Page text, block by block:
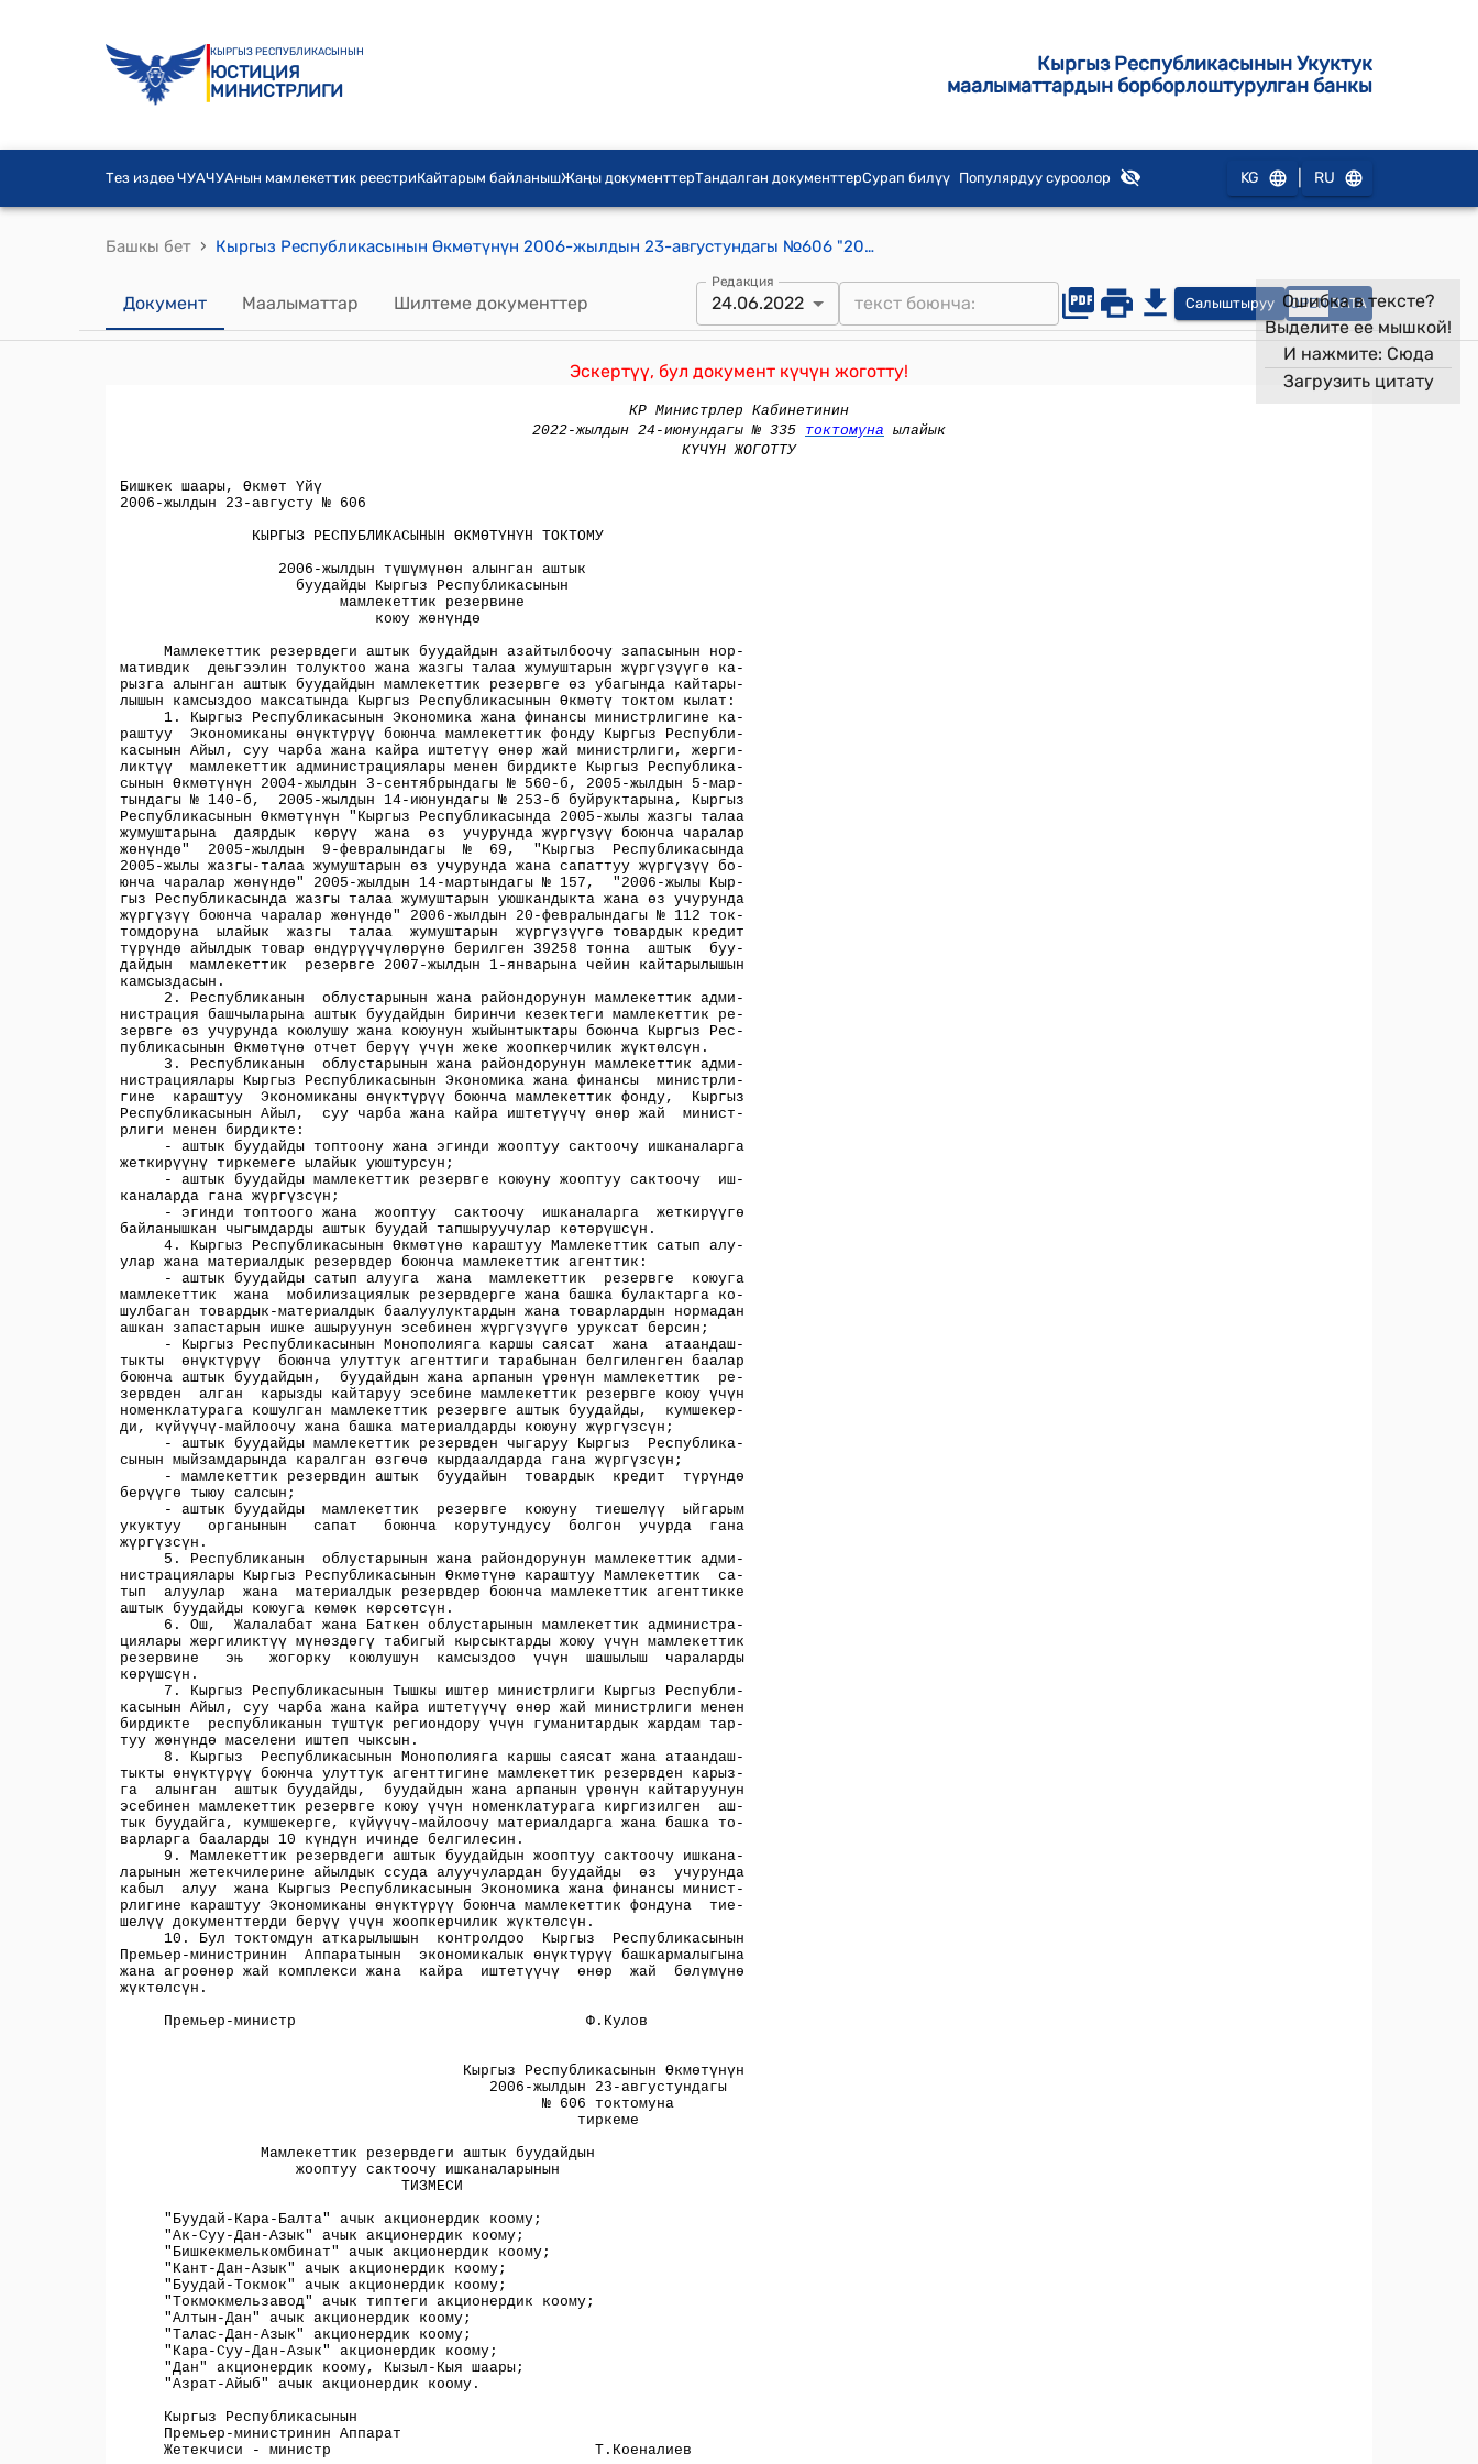
КЫРГЫЗ РЕСПУБЛИКАСЫНЫН
ЮСТИЦИЯ
МИНИСТРЛИГИ
Кыргыз Республикасынын Укуктук
маалыматтардын борборлоштурулган банкы
Тез издөө ЧУАЧУАнын мамлекеттик реестриКайтарым байланышЖаңы документтерТандалган документтерСурап билүү Популярдуу суроолор KG RU
Башкы бет › Кыргыз Республикасынын Өкмөтүнүн 2006-жылдын 23-августундагы №606 "2006-жылдын түшүмүнөн алынган аштык буудайды Кыргыз Республикасынын мамлекеттик резервине коюу жөнүндө" токтому
Документ Маалыматтар Шилтеме документтер
Редакция
24.06.2022 Салыштыруу OPEN DATA
Эскертүү, бул документ күчүн жоготту!
Ошибка в тексте?
Выделите ее мышкой!
И нажмите: Сюда
Загрузить цитату